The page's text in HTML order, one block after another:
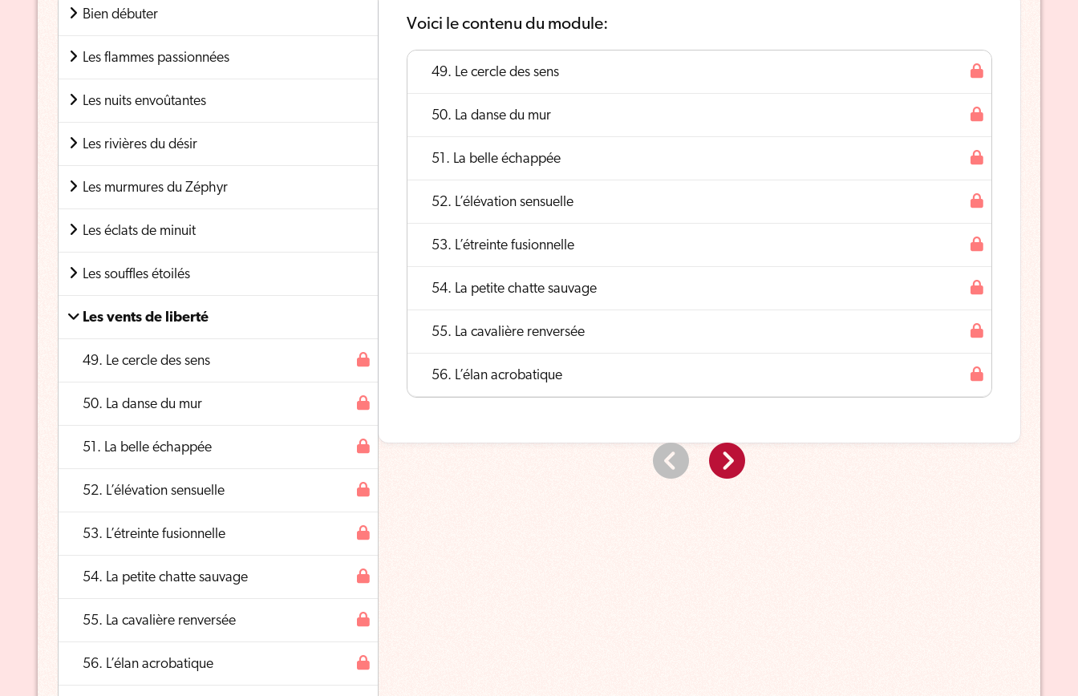
Bien débuter
Les flammes passionnées
Les nuits envoûtantes
Les rivières du désir
Les murmures du Zéphyr
Les éclats de minuit
Les souffles étoilés
Les vents de liberté
49. Le cercle des sens
50. La danse du mur
51. La belle échappée
52. L’élévation sensuelle
53. L’étreinte fusionnelle
54. La petite chatte sauvage
55. La cavalière renversée
56. L’élan acrobatique
Voici le contenu du module:
49. Le cercle des sens
50. La danse du mur
51. La belle échappée
52. L’élévation sensuelle
53. L’étreinte fusionnelle
54. La petite chatte sauvage
55. La cavalière renversée
56. L’élan acrobatique